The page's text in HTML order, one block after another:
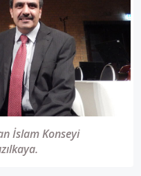
İslam Konseyi